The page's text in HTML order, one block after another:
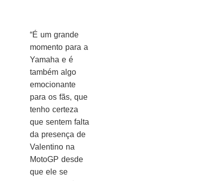
“É um grande
momento para a
Yamaha e é
também algo
emocionante
para os fãs, que
tenho certeza
que sentem falta
da presença de
Valentino na
MotoGP desde
que ele se